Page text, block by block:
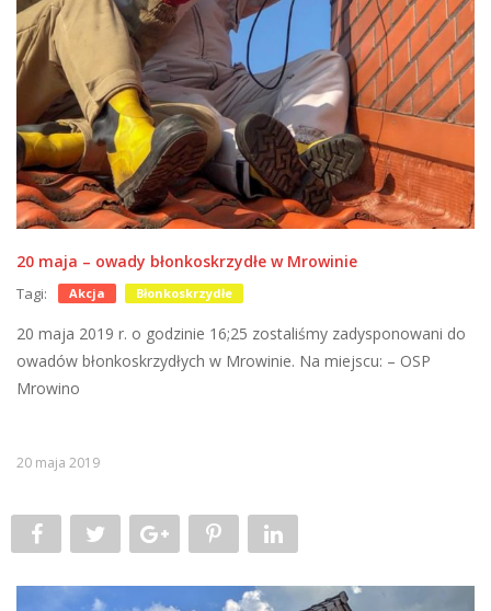
20 maja – owady błonkoskrzydłe w Mrowinie
Tagi: Akcja Błonkoskrzydłe
20 maja 2019 r. o godzinie 16;25 zostaliśmy zadysponowani do
owadów błonkoskrzydłych w Mrowinie. Na miejscu: – OSP
Mrowino
20 maja 2019